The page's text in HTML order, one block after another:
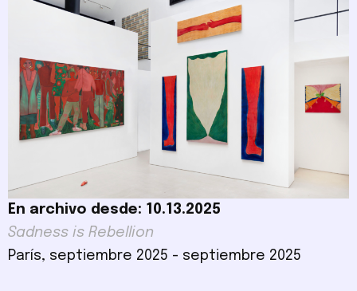
En archivo desde: 10.13.2025
Sadness is Rebellion
París, septiembre 2025 - septiembre 2025